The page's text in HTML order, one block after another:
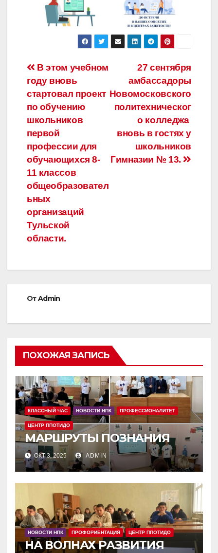
Навигация
по
записям
27 сентября
амбассадоры
Новомосковского
политехническог
о колледжа
вновь в гостях у
школьников
Гимназии № 13.
В этом учебном
году вновь
стартовал проект
по обучению
школьников
первой
профессии для
обучающихся 8-
11 классов
общеобразовател
ьных
организаций
Тульской
области.
ОтAdmin
ПОХОЖАЯ ЗАПИСЬ
КЛАССНЫЙ ЧАС НОВОСТИ НПК ПРОФЕССИОНАЛИТЕТ
ЦЕНТР ППОТИДО
МАРШРУТЫ ПОЗНАНИЯ
ОКТ 3, 2025 ADMIN
НОВОСТИ НПК ПРОФОРИЕНТАЦИЯ ЦЕНТР ППОТИДО
НА ВОЛНАХ РАЗВИТИЯ